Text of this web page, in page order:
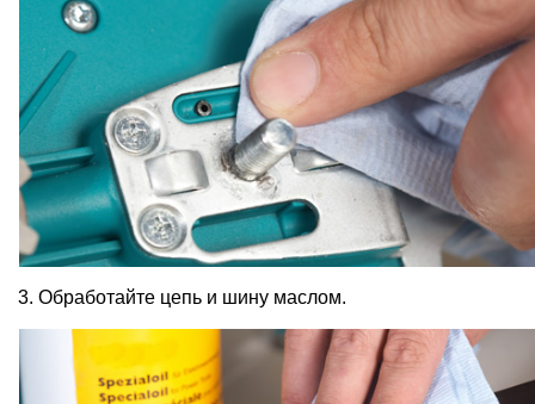
3. Обработайте цепь и шину маслом.